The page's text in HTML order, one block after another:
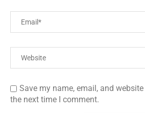
Save my name, email, and
the next time I comment.